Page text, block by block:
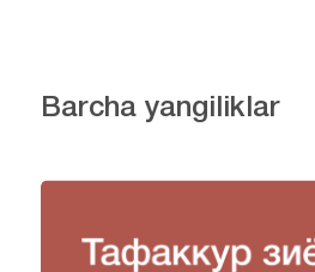
Barcha yangiliklar